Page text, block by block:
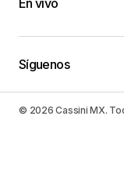
Síguenos
© 2026 Cassini MX.